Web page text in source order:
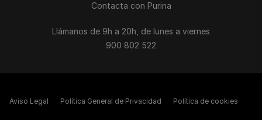
Contacta con Purina
Llámanos de 9h a 20h, de lunes a viernes
900 802 522
Aviso Legal Política General de Privacidad Política de cookies